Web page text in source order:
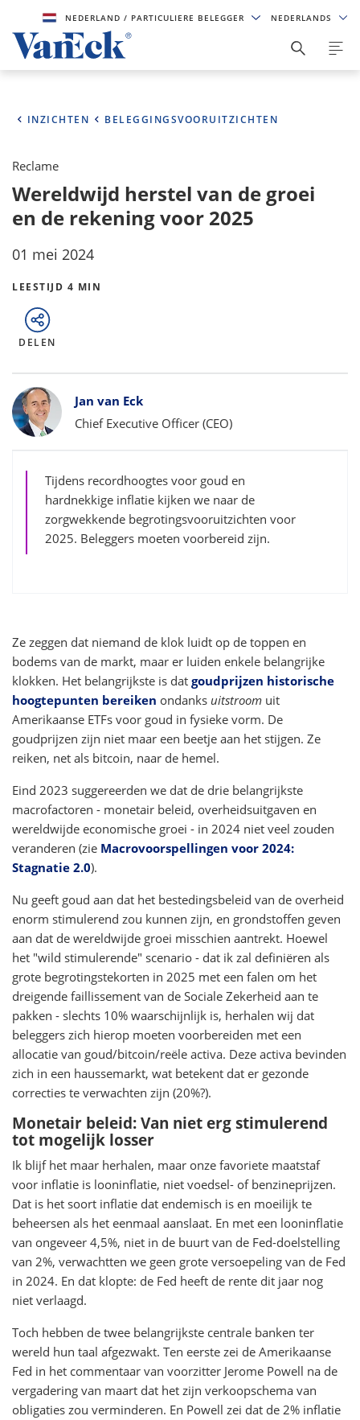
NEDERLAND/ PARTICULIERE BELEGGER NEDERLANDS
INZICHTEN BELEGGINGSVOORUITZICHTEN
Reclame
Wereldwijd herstel van de groei
en de rekening voor 2025
01 mei 2024
LEESTIJD 4 MIN
DELEN
Bylines
Jan van Eck
Chief Executive Officer (CEO)
Tijdens recordhoogtes voor goud en
hardnekkige inflatie kijken we naar de
zorgwekkende begrotingsvooruitzichten voor
2025. Beleggers moeten voorbereid zijn.
Ze zeggen dat niemand de klok luidt op de toppen en
bodems van de markt, maar er luiden enkele belangrijke
klokken. Het belangrijkste is dat goudprijzen historische
hoogtepunten bereiken ondanks uitstroom uit
Amerikaanse ETFs voor goud in fysieke vorm. De
goudprijzen zijn niet maar een beetje aan het stijgen. Ze
reiken, net als bitcoin, naar de hemel.
Eind 2023 suggereerden we dat de drie belangrijkste
macrofactoren - monetair beleid, overheidsuitgaven en
wereldwijde economische groei - in 2024 niet veel zouden
veranderen (zie Macrovoorspellingen voor 2024:
Stagnatie 2.0).
Nu geeft goud aan dat het bestedingsbeleid van de overheid
enorm stimulerend zou kunnen zijn, en grondstoffen geven
aan dat de wereldwijde groei misschien aantrekt. Hoewel
het "wild stimulerende" scenario - dat ik zal definiëren als
grote begrotingstekorten in 2025 met een falen om het
dreigende faillissement van de Sociale Zekerheid aan te
pakken - slechts 10% waarschijnlijk is, herhalen wij dat
beleggers zich hierop moeten voorbereiden met een
allocatie van goud/bitcoin/reële activa. Deze activa bevinden
zich in een haussemarkt, wat betekent dat er gezonde
correcties te verwachten zijn (20%?).
Monetair beleid: Van niet erg stimulerend
tot mogelijk losser
Ik blijf het maar herhalen, maar onze favoriete maatstaf
voor inflatie is looninflatie, niet voedsel- of benzineprijzen.
Dat is het soort inflatie dat endemisch is en moeilijk te
beheersen als het eenmaal aanslaat. En met een looninflatie
van ongeveer 4,5%, niet in de buurt van de Fed-doelstelling
van 2%, verwachtten we geen grote versoepeling van de Fed
in 2024. En dat klopte: de Fed heeft de rente dit jaar nog
niet verlaagd.
Toch hebben de twee belangrijkste centrale banken ter
wereld hun taal afgezwakt. Ten eerste zei de Amerikaanse
Fed in het commentaar van voorzitter Jerome Powell na de
vergadering van maart dat het zijn verkoopschema van
obligaties zou verminderen. En Powell zei dat de 2% inflatie